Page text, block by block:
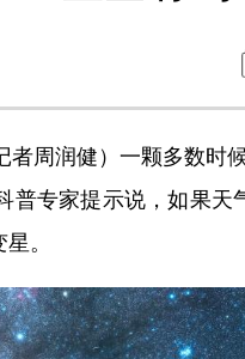
周润健）一颗多数时
普专家提示说，如果天
。